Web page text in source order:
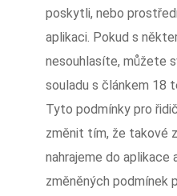
poskytli, nebo
aplikaci. Pokud s
nesouhlasíte, můžete
souladu s článkem 18
Tyto podmínky pro
změnit tím, že takové
nahrajeme do
změněných podmínek